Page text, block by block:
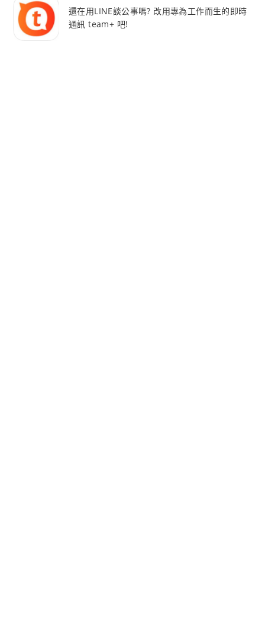
還在用LINE談公事嗎? 改用專為工作而生的即時
通訊 team+ 吧!